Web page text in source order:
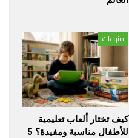
منوعات
كيف تختار ألعاب تعليمية
للأطفال مناسبة ومفيدة؟ 5